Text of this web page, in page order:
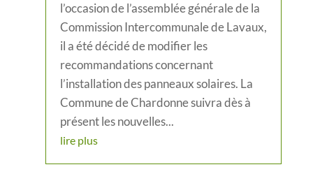
l’occasion de l’assemblée générale de la
Commission Intercommunale de Lavaux,
il a été décidé de modifier les
recommandations concernant
l’installation des panneaux solaires. La
Commune de Chardonne suivra dès à
présent les nouvelles...
lire plus